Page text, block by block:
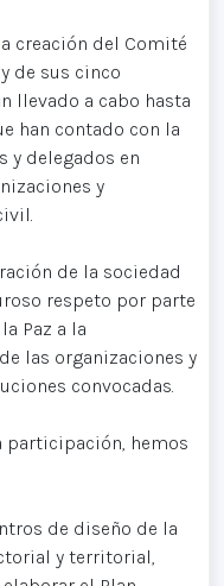
creación del Comité
de sus cinco
llevado a cabo hasta
han contado con la
y delegados en
y
de la sociedad
respeto por parte
Paz a la
las organizaciones y
convocadas.
participación, hemos
de diseño de la
y territorial,